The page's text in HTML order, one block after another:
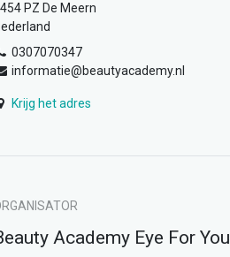
PZ De Meern
0307070347
informatie@beautyacademy.nl
Krijg het adres
Academy Eye For You